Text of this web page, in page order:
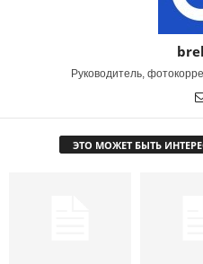
Руководитель,
ЭТО МОЖЕТ БЫТЬ